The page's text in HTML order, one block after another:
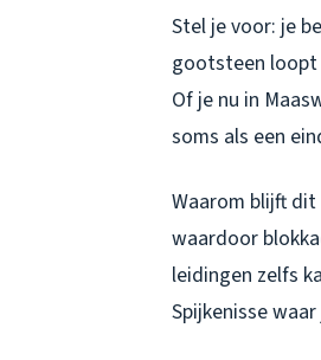
Stel je voor: je
gootsteen loopt
Of je nu in
soms als een
Waarom blijft dit
waardoor
leidingen zelfs
Spijkenisse